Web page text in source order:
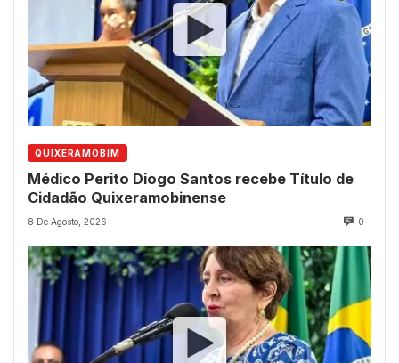
QUIXERAMOBIM
Médico Perito Diogo Santos recebe Título de
Cidadão Quixeramobinense
8 De Agosto, 2026 0